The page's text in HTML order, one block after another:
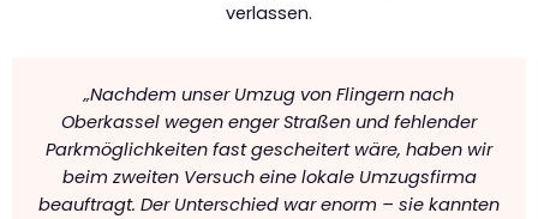
verlassen.
„Nachdem unser Umzug von Flingern nach
Oberkassel wegen enger Straßen und fehlender
Parkmöglichkeiten fast gescheitert wäre, haben wir
beim zweiten Versuch eine lokale Umzugsfirma
beauftragt. Der Unterschied war enorm – sie kannten